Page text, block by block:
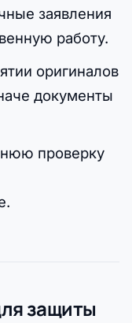
заявления
работу.
оригиналов
документы
проверку
защиты